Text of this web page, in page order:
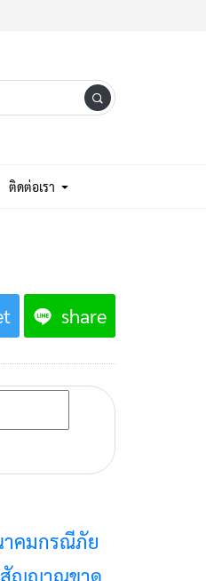
ติดต่อเรา
share
าคมกรณีภัย
สัญญาณขาด